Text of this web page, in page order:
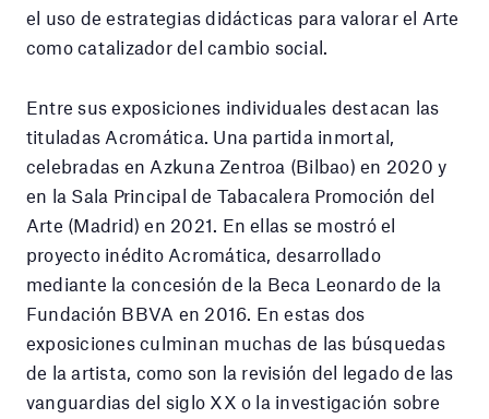
el uso de estrategias didácticas para valorar el Arte
como catalizador del cambio social.
Entre sus exposiciones individuales destacan las
tituladas Acromática. Una partida inmortal,
celebradas en Azkuna Zentroa (Bilbao) en 2020 y
en la Sala Principal de Tabacalera Promoción del
Arte (Madrid) en 2021. En ellas se mostró el
proyecto inédito Acromática, desarrollado
mediante la concesión de la Beca Leonardo de la
Fundación BBVA en 2016. En estas dos
exposiciones culminan muchas de las búsquedas
de la artista, como son la revisión del legado de las
vanguardias del siglo XX o la investigación sobre